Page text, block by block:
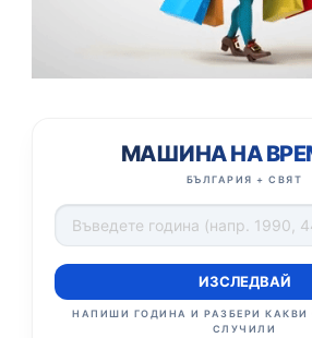
МАШИНА НА
БЪЛГАРИЯ + СВЯТ
ИЗСЛЕДВАЙ
НАПИШИ ГОДИНА И РАЗБЕРИ КАКВИ
СЛУЧИЛИ